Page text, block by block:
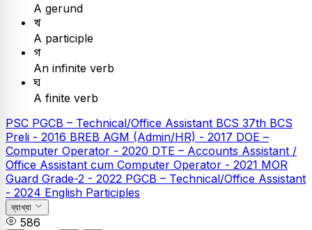
A gerund
খ
A participle
গ
An infinite verb
ঘ
A finite verb
PSC PGCB – Technical/Office Assistant BCS 37th BCS
Preli - 2016 BREB AGM (Admin/HR) - 2017 DOE –
Computer Operator - 2020 DTE – Accounts Assistant /
Office Assistant cum Computer Operator - 2021 MOR
Guard Grade-2 - 2022 PGCB – Technical/Office Assistant
- 2024 English Participles
ব্যাখ্যা
586